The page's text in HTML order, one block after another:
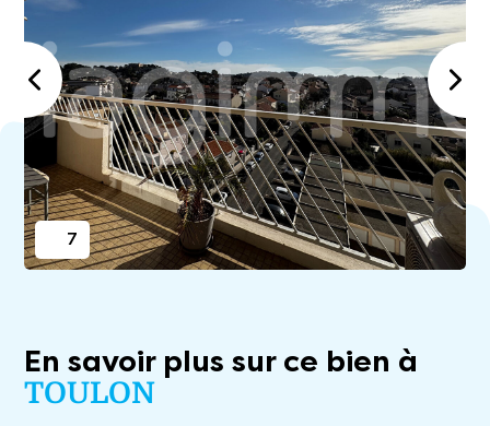
7
En savoir plus sur ce bien à
TOULON